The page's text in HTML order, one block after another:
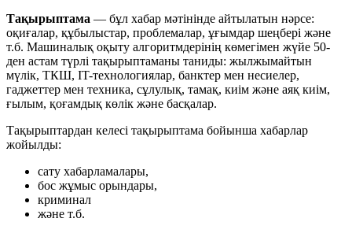
Тақырыптама — бұл хабар мәтінінде айтылатын нәрсе:
оқиғалар, құбылыстар, проблемалар, ұғымдар шеңбері және
т.б. Машиналық оқыту алгоритмдерінің көмегімен жүйе 50-
ден астам түрлі тақырыптаманы таниды: жылжымайтын
мүлік, ТКШ, IT-технологиялар, банктер мен несиелер,
гаджеттер мен техника, сұлулық, тамақ, киім және аяқ киім,
ғылым, қоғамдық көлік және басқалар.
Тақырыптардан келесі тақырыптама бойынша хабарлар
жойылды:
сату хабарламалары,
бос жұмыс орындары,
криминал
және т.б.